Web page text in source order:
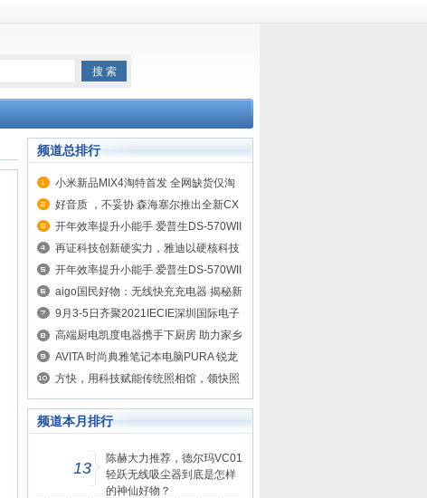
频道总排行
小米新品MIX4淘特首发 全网缺货仅淘
特在售
好音质 ，不妥协 森海塞尔推出全新CX
真无线耳机
开年效率提升小能手 爱普生DS-570WII
前来报道！
再证科技创新硬实力，雅迪以硬核科技
输出中国能量！
开年效率提升小能手 爱普生DS-570WII
前来报道！
aigo国民好物：无线快充充电器 揭秘新
青年的“无线”人生
9月3-5日齐聚2021IECIE深圳国际电子
烟产业博览会电子雾化狂欢节！
高端厨电凯度电器携手下厨房 助力家乡
美食火出圈
AVITA 时尚典雅笔记本电脑PURA 锐龙
系列于京东开卖
方快，用科技赋能传统照相馆，领快照
行业进入新时代
频道本月排行
13
陈赫大力推荐，德尔玛VC01
轻跃无线吸尘器到底是怎样
的神仙好物？